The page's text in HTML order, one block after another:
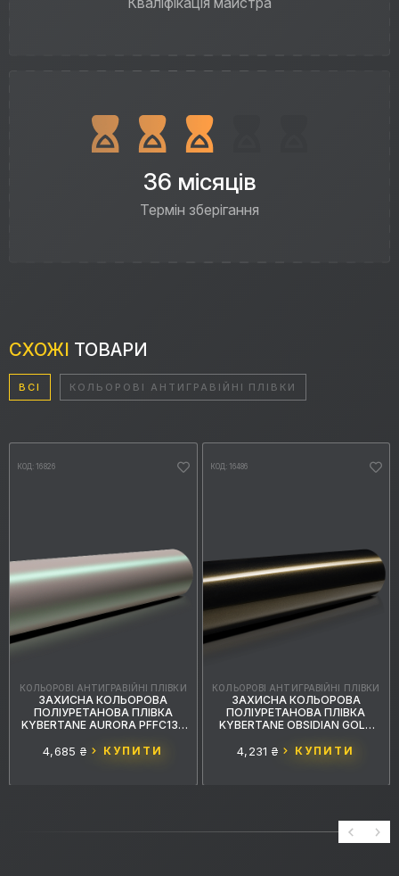
36 місяців
Термін зберігання
СХОЖІ ТОВАРИ
ВСІ КОЛЬОРОВІ АНТИГРАВІЙНІ ПЛІВКИ
КОД: 16826
КОЛЬОРОВІ АНТИГРАВІЙНІ ПЛІВКИ
ЗАХИСНА КОЛЬОРОВА
ПОЛІУРЕТАНОВА ПЛІВКА
KYBERTANE AURORA PFFС133
4,685 ₴ КУПИТИ
КОД: 16486
КОЛЬОРОВІ АНТИГРАВІЙНІ ПЛІВКИ
ЗАХИСНА КОЛЬОРОВА
ПОЛІУРЕТАНОВА ПЛІВКА
KYBERTANE OBSIDIAN GOLD
4,231 ₴ КУПИТИ